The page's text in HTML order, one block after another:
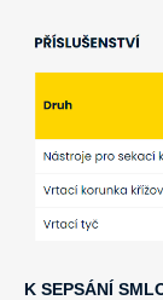
K SEPSÁNÍ